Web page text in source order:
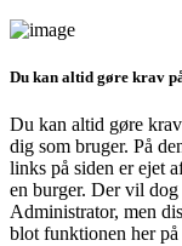
Du kan altid gøre krav
Du kan altid gøre
dig som bruger. På
links på siden er ejet
en burger. Der vil
Administrator, men
blot funktionen her på